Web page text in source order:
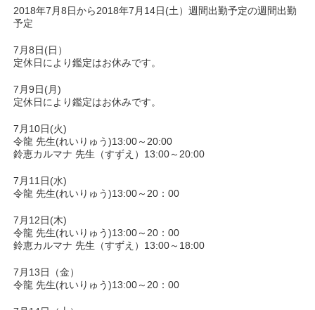
2018年7月8日から2018年7月14日(土）週間出勤予定の週間出勤
予定
7月8日(日）
定休日により鑑定はお休みです。
7月9日(月)
定休日により鑑定はお休みです。
7月10日(火)
令龍 先生(れいりゅう)13:00～20:00
鈴恵カルマナ 先生（すずえ）13:00～20:00
7月11日(水)
令龍 先生(れいりゅう)13:00～20：00
7月12日(木)
令龍 先生(れいりゅう)13:00～20：00
鈴恵カルマナ 先生（すずえ）13:00～18:00
7月13日（金）
令龍 先生(れいりゅう)13:00～20：00